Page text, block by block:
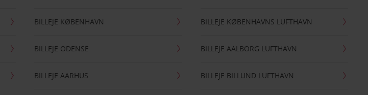
BILLEJE KØBENHAVN
BILLEJE ODENSE
BILLEJE AARHUS
BILLEJE KØBENHAVNS LUFTHAVN
BILLEJE AALBORG LUFTHAVN
BILLEJE BILLUND LUFTHAVN